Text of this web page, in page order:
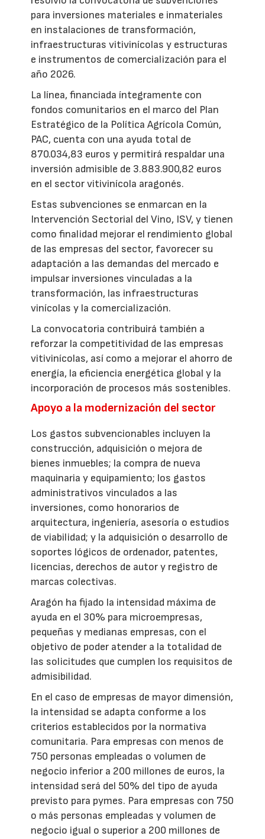
para inversiones materiales e inmateriales
en instalaciones de transformación,
infraestructuras vitivinícolas y estructuras
e instrumentos de comercialización para el
año 2026.
La línea, financiada íntegramente con
fondos comunitarios en el marco del Plan
Estratégico de la Política Agrícola Común,
PAC, cuenta con una ayuda total de
870.034,83 euros y permitirá respaldar una
inversión admisible de 3.883.900,82 euros
en el sector vitivinícola aragonés.
Estas subvenciones se enmarcan en la
Intervención Sectorial del Vino, ISV, y tienen
como finalidad mejorar el rendimiento global
de las empresas del sector, favorecer su
adaptación a las demandas del mercado e
impulsar inversiones vinculadas a la
transformación, las infraestructuras
vinícolas y la comercialización.
La convocatoria contribuirá también a
reforzar la competitividad de las empresas
vitivinícolas, así como a mejorar el ahorro de
energía, la eficiencia energética global y la
incorporación de procesos más sostenibles.
Apoyo a la modernización del sector
Los gastos subvencionables incluyen la
construcción, adquisición o mejora de
bienes inmuebles; la compra de nueva
maquinaria y equipamiento; los gastos
administrativos vinculados a las
inversiones, como honorarios de
arquitectura, ingeniería, asesoría o estudios
de viabilidad; y la adquisición o desarrollo de
soportes lógicos de ordenador, patentes,
licencias, derechos de autor y registro de
marcas colectivas.
Aragón ha fijado la intensidad máxima de
ayuda en el 30% para microempresas,
pequeñas y medianas empresas, con el
objetivo de poder atender a la totalidad de
las solicitudes que cumplen los requisitos de
admisibilidad.
En el caso de empresas de mayor dimensión,
la intensidad se adapta conforme a los
criterios establecidos por la normativa
comunitaria. Para empresas con menos de
750 personas empleadas o volumen de
negocio inferior a 200 millones de euros, la
intensidad será del 50% del tipo de ayuda
previsto para pymes. Para empresas con 750
o más personas empleadas y volumen de
negocio igual o superior a 200 millones de